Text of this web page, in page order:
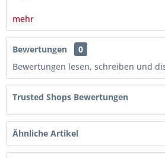
mehr
Bewertungen
0
Bewertungen lesen, schreiben und
Trusted Shops Bewertungen
Ähnliche Artikel